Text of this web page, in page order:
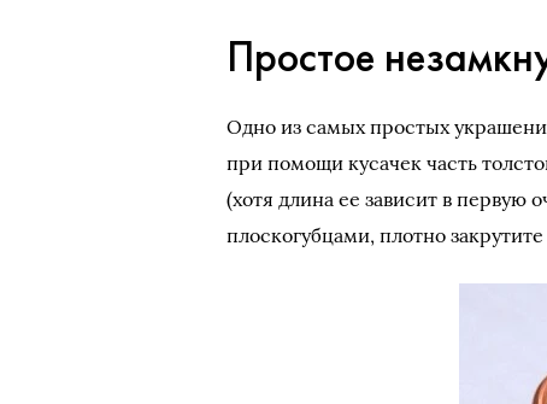
Простое
Одно из самых простых
при помощи кусачек часть
(хотя длина ее зависит в первую
плоскогубцами, плотно